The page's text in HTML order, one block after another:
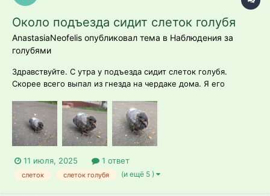
Около подъезда сидит слеток голубя
AnastasiaNeofelis опубликовал тема в Наблюдения за
голубями
Здравствуйте. С утра у подъезда сидит слеток голубя.
Скорее всего выпал из гнезда на чердаке дома. Я его
переставляла, запищал. Он там сидит весь день с 8.00 утра.
Сидит на месте, может пару метров пройти, на звуки
реагирует и активно чистит пёрышки....
11 июля, 2025 1 ответ
слеток слеток голубя (и ещё 5 )